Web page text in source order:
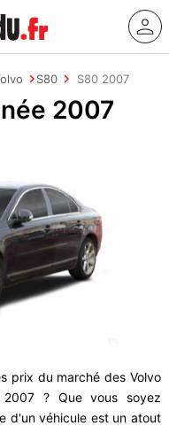
S80 S80 2007
2007
prix du marché des Volvo
2007 ? Que vous soyez
d'un véhicule est un atout